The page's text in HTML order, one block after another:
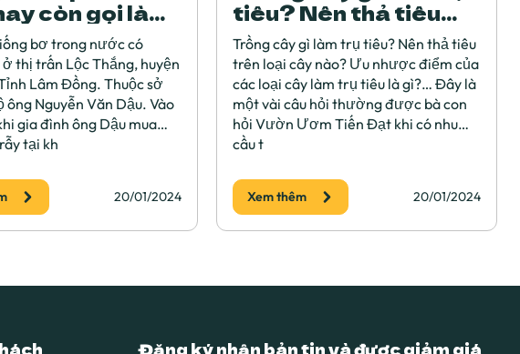
còn gọi là
Dậu Loan
bơ trong nước có
ở thị trấn Lộc Thắng, huyện
Lâm Đồng. Thuộc sở
ông Nguyễn Văn Dậu. Vào
gia đình ông Dậu mua
tại kh
20/01/2024
tiêu? Nên thả tiêu
trên loại cây nào?
Trồng cây gì làm trụ tiêu? Nên thả tiêu
trên loại cây nào? Ưu nhược điểm của
các loại cây làm trụ tiêu là gì?… Đây là
một vài câu hỏi thường được bà con
hỏi Vườn Ươm Tiến Đạt khi có nhu
cầu t
Xem thêm 20/01/2024
Đăng ký nhận bản tin và được giảm giá